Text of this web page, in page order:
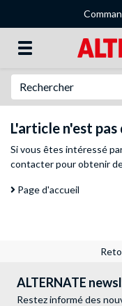
L'article n'est
Si vous êtes intéressé
contacterpour obtenir
Page d'accueil
ALTERNATE
Restez informé des